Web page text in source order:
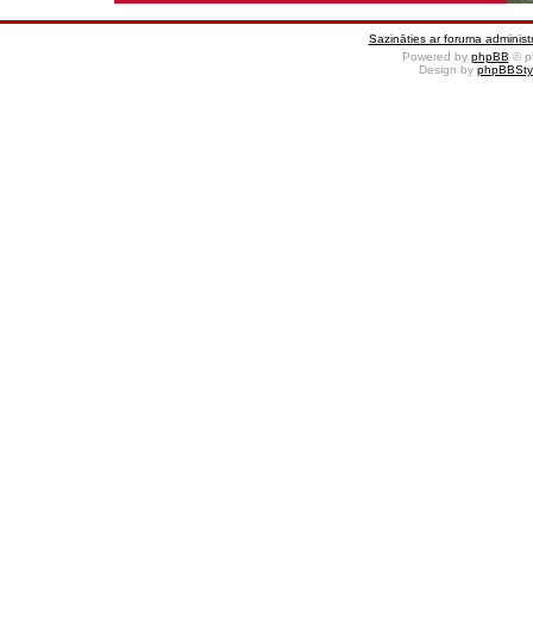
Sazināties ar foruma
Powered by phpBB ©
Design by